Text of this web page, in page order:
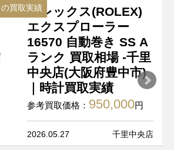
取実績
ロレックス(ROLEX)
エクスプローラー
16570 自動巻き SS A
ランク 買取相場 -千里
中央店(大阪府豊中市)
｜時計買取実績
参考買取価格：950,000円
2026.05.27 千里中央店